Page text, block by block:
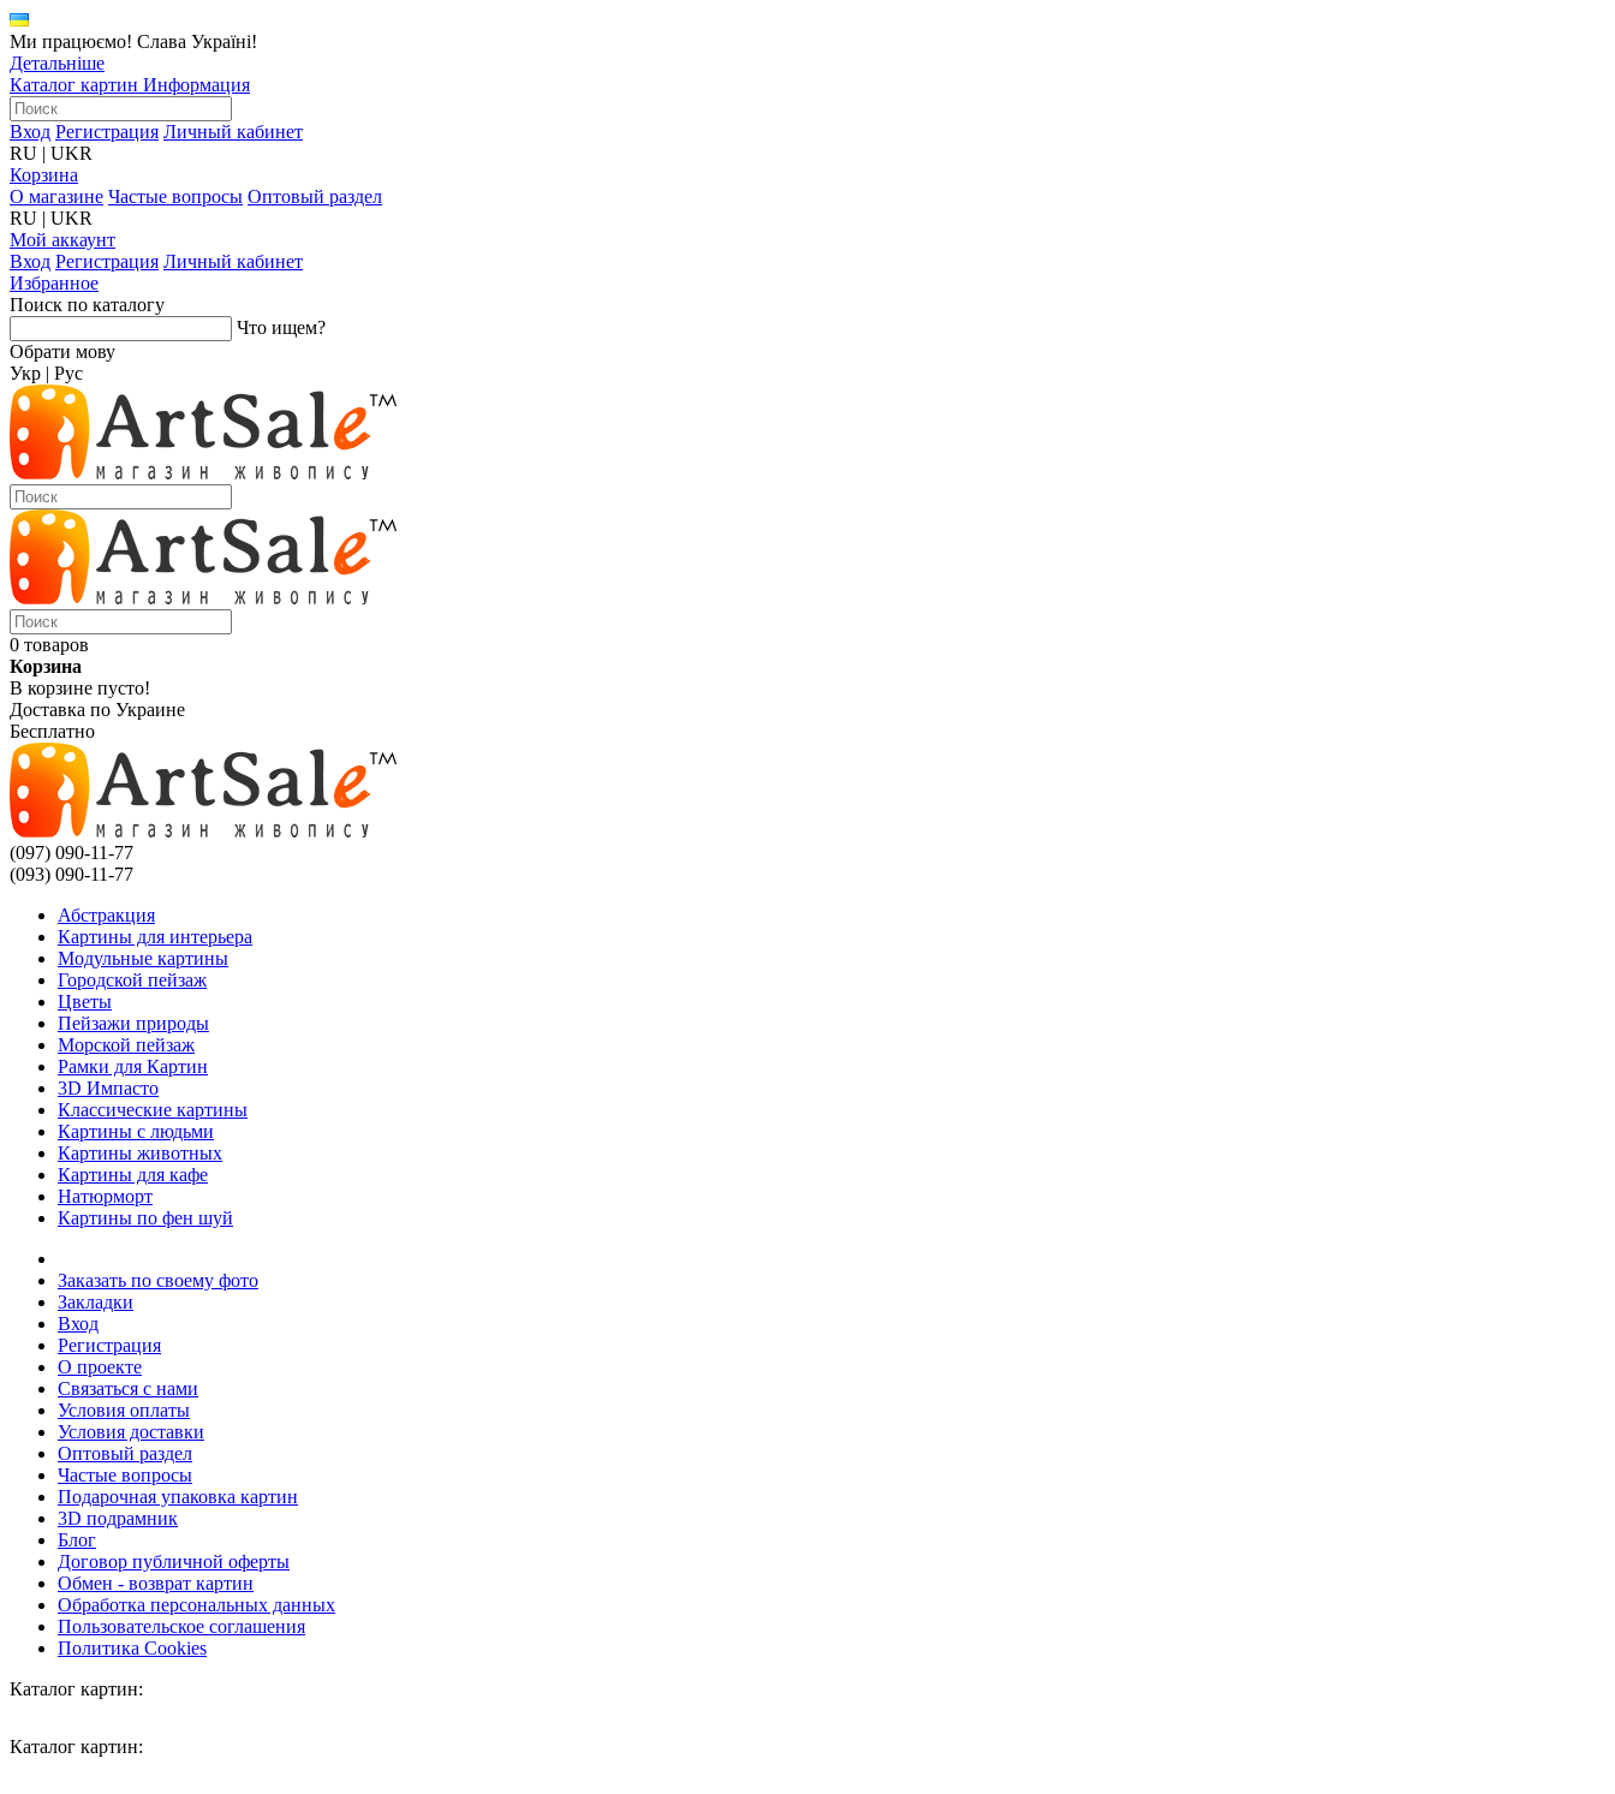
Ми працюємо! Слава Україні!
Детальніше
Каталог картин Информация
Вход Регистрация Личный кабинет
RU | UKR
Корзина
О магазине Частые вопросы Оптовый раздел
RU | UKR
Мой аккаунт
Вход Регистрация Личный кабинет
Избранное
Поиск по каталогу
Что ищем?
Обрати мову
Укр | Рус
0 товаров
Корзина
В корзине пусто!
Доставка по Украине
Бесплатно
(097) 090-11-77
(093) 090-11-77
Абстракция
Картины для интерьера
Модульные картины
Городской пейзаж
Цветы
Пейзажи природы
Морской пейзаж
Рамки для Картин
3D Импасто
Классические картины
Картины с людьми
Картины животных
Картины для кафе
Натюрморт
Картины по фен шуй
Заказать по своему фото
Закладки
Вход
Регистрация
О проекте
Связаться с нами
Условия оплаты
Условия доставки
Оптовый раздел
Частые вопросы
Подарочная упаковка картин
3D подрамник
Блог
Договор публичной оферты
Обмен - возврат картин
Обработка персональных данных
Пользовательское соглашения
Политика Cookies
Каталог картин:
Каталог картин: